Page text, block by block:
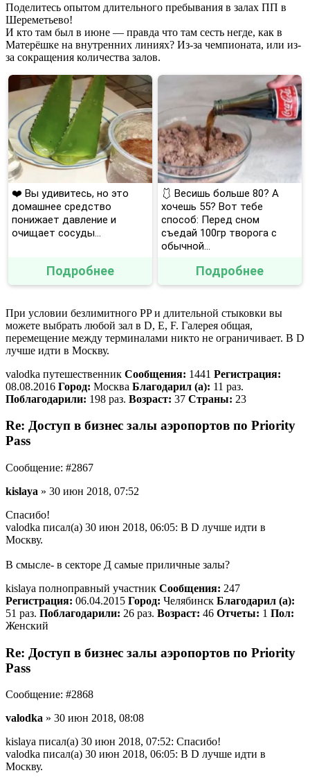
Поделитесь опытом длительного пребывания в залах ПП в
Шереметьево!
И кто там был в июне — правда что там сесть негде, как в
Матерёшке на внутренних линиях? Из-за чемпионата, или из-
за сокращения количества залов.
❤️ Вы удивитесь, но это
домашнее средство
понижает давление и
очищает сосуды...
Подробнее
🩱 Весишь больше 80? А
хочешь 55? Вот тебе
способ: Перед сном
съедай 100гр творога с
обычной...
Подробнее
При условии безлимитного PP и длительной стыковки вы
можете выбрать любой зал в D, E, F. Галерея общая,
перемещение между терминалами никто не ограничивает. В D
лучше идти в Москву.
valodka путешественник Сообщения: 1441 Регистрация:
08.08.2016 Город: Москва Благодарил (а): 11 раз.
Поблагодарили: 198 раз. Возраст: 37 Страны: 23
Re: Доступ в бизнес залы аэропортов по Priority
Pass
Сообщение: #2867
kislaya » 30 июн 2018, 07:52
Спасибо!
valodka писал(а) 30 июн 2018, 06:05: В D лучше идти в
Москву.
В смысле- в секторе Д самые приличные залы?
kislaya полноправный участник Сообщения: 247
Регистрация: 06.04.2015 Город: Челябинск Благодарил (а):
51 раз. Поблагодарили: 26 раз. Возраст: 46 Отчеты: 1 Пол:
Женский
Re: Доступ в бизнес залы аэропортов по Priority
Pass
Сообщение: #2868
valodka » 30 июн 2018, 08:08
kislaya писал(а) 30 июн 2018, 07:52: Спасибо!
valodka писал(а) 30 июн 2018, 06:05: В D лучше идти в
Москву.